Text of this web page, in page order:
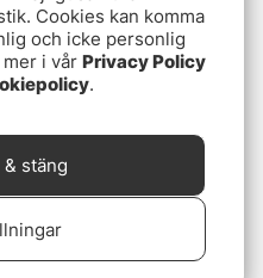
Cookies kan komma
och icke personlig
i vår Privacy Policy
.
& stäng